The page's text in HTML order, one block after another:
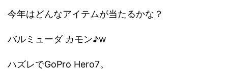
今年はどんなアイテムが当たるかな？
バルミューダ カモン♪w
ハズレでGoPro Hero7。